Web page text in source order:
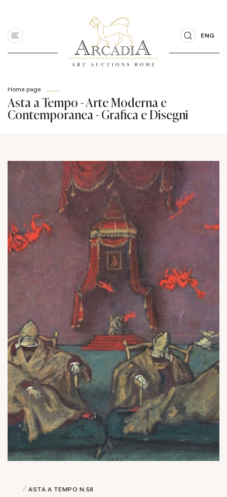
ENG
Home page
Asta a Tempo - Arte Moderna e
Contemporanea - Grafica e Disegni
ASTA A TEMPO N.58